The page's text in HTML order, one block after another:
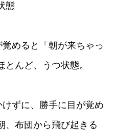
態
めると「朝が来ちゃっ
んど、うつ状態。
ずに、勝手に目が覚め
、布団から飛び起きる